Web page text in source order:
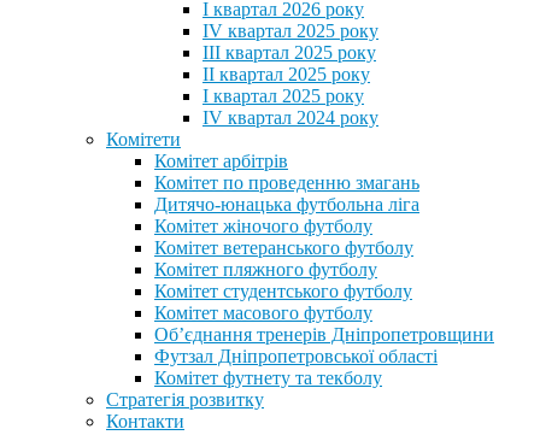
I квартал 2026 року
IV квартал 2025 року
III квартал 2025 року
II квартал 2025 року
I квартал 2025 року
IV квартал 2024 року
Комітети
Комітет арбітрів
Комітет по проведенню змагань
Дитячо-юнацька футбольна ліга
Комітет жіночого футболу
Комітет ветеранського футболу
Комітет пляжного футболу
Комітет студентського футболу
Комітет масового футболу
Обʼєднання тренерів Дніпропетровщини
Футзал Дніпропетровської області
Комітет футнету та текболу
Стратегія розвитку
Контакти